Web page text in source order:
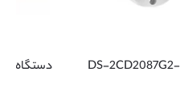
دستگاه NVR هایک ویژن مدل DS-7732NI-K4